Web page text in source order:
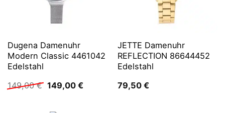
Dugena Damenuhr
Modern Classic 4461042
Edelstahl
149,00€ Ursprünglicher
Preis
149,00 €Aktueller
JETTE Damenuhr
REFLECTION 86644452
Edelstahl
79,50 €